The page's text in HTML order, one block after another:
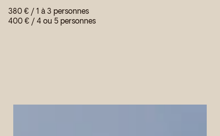
380 € / 1 à 3 personnes
400 € / 4 ou 5 personnes